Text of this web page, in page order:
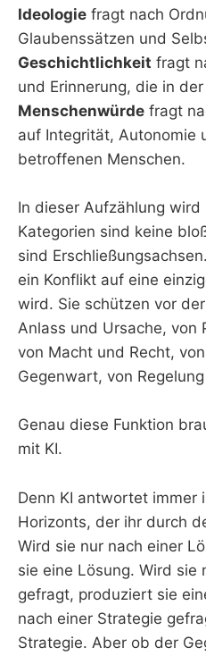
Ideologie fragt nach
Glaubenssätzen und
Geschichtlichkeit fragt
und Erinnerung, die in
Menschenwürde fragt
auf Integrität, Autonomie
betroffenen Menschen.
In dieser Aufzählung
Kategorien sind keine
sind
ein Konflikt auf eine
wird. Sie schützen vor
Anlass und Ursache, von
von Macht und Recht,
Gegenwart, von
Genau diese Funktion
mit KI.
Denn KI antwortet immer
Horizonts, der ihr durch
Wird sie nur nach einer
sie eine Lösung. Wird sie
gefragt, produziert sie
nach einer Strategie
Strategie. Aber ob der